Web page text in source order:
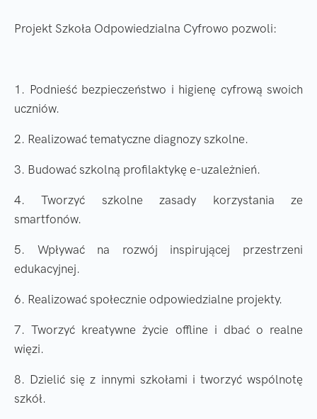
Projekt Szkoła Odpowiedzialna Cyfrowo pozwoli:
1. Podnieść bezpieczeństwo i higienę cyfrową swoich
uczniów.
2. Realizować tematyczne diagnozy szkolne.
3. Budować szkolną profilaktykę e-uzależnień.
4. Tworzyć szkolne zasady korzystania ze
smartfonów.
5. Wpływać na rozwój inspirującej przestrzeni
edukacyjnej.
6. Realizować społecznie odpowiedzialne projekty.
7. Tworzyć kreatywne życie offline i dbać o realne
więzi.
8. Dzielić się z innymi szkołami i tworzyć wspólnotę
szkół.